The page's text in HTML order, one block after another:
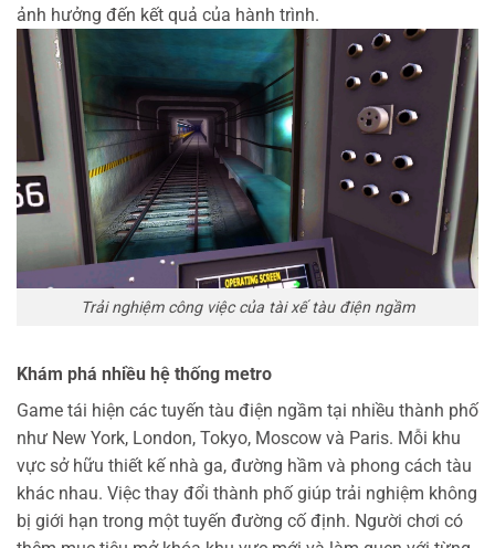
ảnh hưởng đến kết quả của hành trình.
Trải nghiệm công việc của tài xế tàu điện ngầm
Khám phá nhiều hệ thống metro
Game tái hiện các tuyến tàu điện ngầm tại nhiều thành phố
như New York, London, Tokyo, Moscow và Paris. Mỗi khu
vực sở hữu thiết kế nhà ga, đường hầm và phong cách tàu
khác nhau. Việc thay đổi thành phố giúp trải nghiệm không
bị giới hạn trong một tuyến đường cố định. Người chơi có